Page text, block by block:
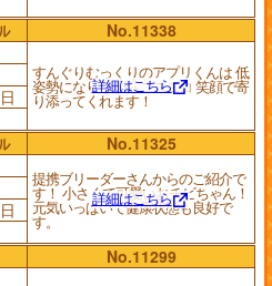
No.11338
すんぐりむっくりのアプリくんは 低
姿勢になりながらニコニコ 笑顔で寄
り添ってくれます！
詳細はこちら
No.11325
提携ブリーダーさんからのご紹介で
す！ 小さくて可愛いおチビちゃん！
元気いっぱいで健康状態も良好で
す。
詳細はこちら
No.11299